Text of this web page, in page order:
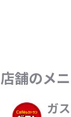
店舗のメ
ガ